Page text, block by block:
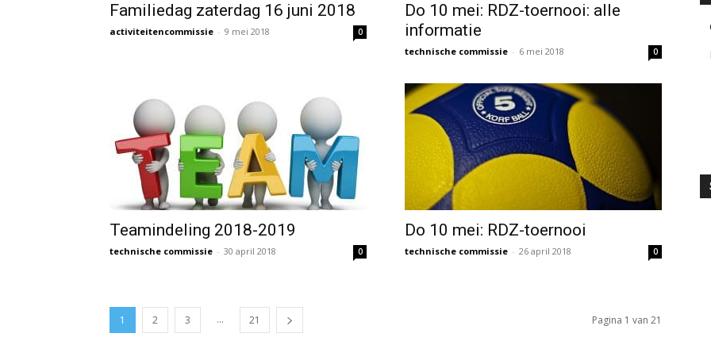
Familiedag zaterdag 16 juni 2018
activiteitencommissie - 9 mei 2018 0
Do 10 mei: RDZ-toernooi: alle
informatie
technische commissie - 6 mei 2018 0
Teamindeling 2018-2019
technische commissie - 30 april 2018 0
Do 10 mei: RDZ-toernooi
technische commissie - 26 april 2018 0
1 2 3 ... 21 Pagina 1 van 21